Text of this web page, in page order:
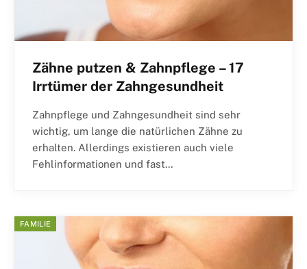
Zähne putzen & Zahnpflege – 17
Irrtümer der Zahngesundheit
Zahnpflege und Zahngesundheit sind sehr
wichtig, um lange die natürlichen Zähne zu
erhalten. Allerdings existieren auch viele
Fehlinformationen und fast…
FAMILIE